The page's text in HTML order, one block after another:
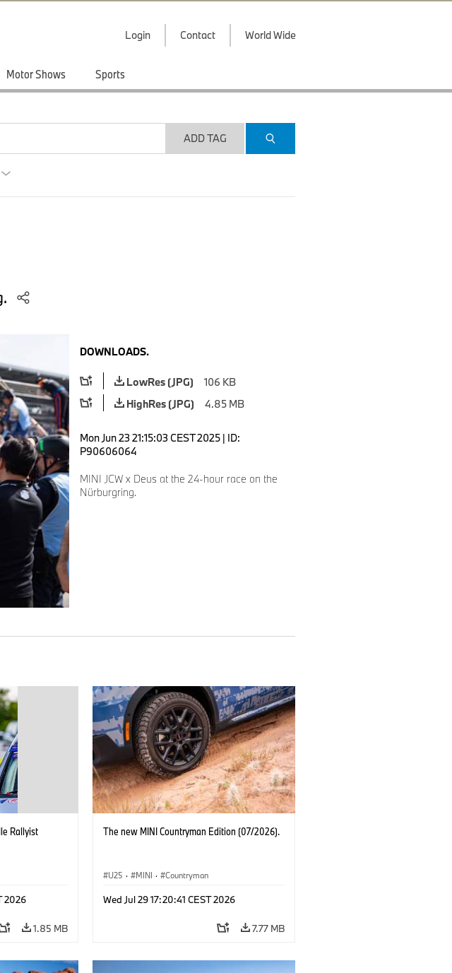
Login Contact World Wide
Motor Shows Sports
ADD TAG
DOWNLOADS.
LowRes (JPG)
106 KB
HighRes (JPG)
4.85 MB
Mon Jun 23 21:15:03 CEST 2025 | ID:
P90606064
MINI JCW x Deus at the 24-hour race on the
Nürburgring.
Rallyist
2026
1.85 MB
The new MINI Countryman Edition (07/2026).
U25 · MINI · Countryman
Wed Jul 29 17:20:41 CEST 2026
7.77 MB